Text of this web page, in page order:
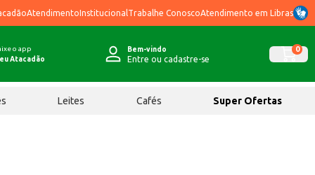
AtendimentoInstitucional Trabalhe ConoscoAtendimento em Libras
o app
Atacadão
Bem-vindo
Entre ou cadastre-se
0
Leites Cafés Super Ofertas